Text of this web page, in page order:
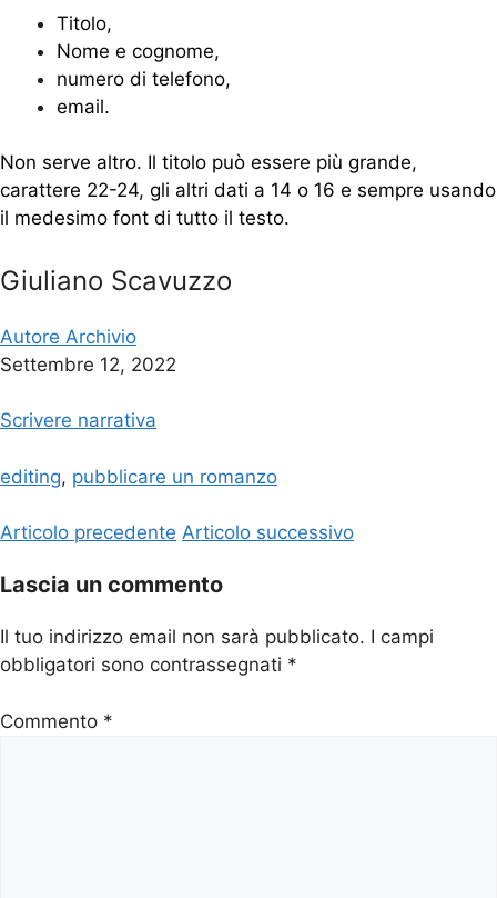
Titolo,
Nome e cognome,
numero di telefono,
email.
Non serve altro. Il titolo può essere più grande,
carattere 22-24, gli altri dati a 14 o 16 e sempre usando
il medesimo font di tutto il testo.
Giuliano Scavuzzo
Autore Archivio
Settembre 12, 2022
Scrivere narrativa
editing, pubblicare un romanzo
Articolo precedente Articolo successivo
Lascia un commento
Il tuo indirizzo email non sarà pubblicato. I campi
obbligatori sono contrassegnati *
Commento *